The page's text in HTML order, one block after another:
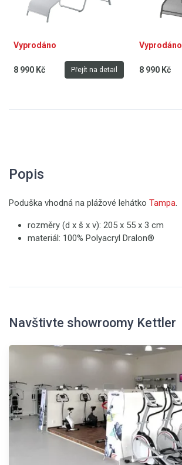
Vyprodáno
8 990 Kč Přejít na detail
Vyprodáno
8 990 Kč
Popis
Poduška vhodná na plážové lehátko Tampa.
rozměry (d x š x v): 205 x 55 x 3 cm
materiál: 100% Polyacryl Dralon®
Navštivte showroomy Kettler